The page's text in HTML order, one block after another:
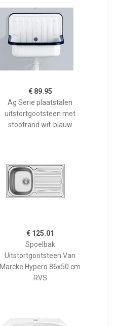
€ 89.95
Ag Serie plaatstalen
uitstortgootsteen met
stootrand wit-blauw
€ 125.01
Spoelbak
Uitstortgootsteen Van
Marcke Hypero 86x50 cm
RVS